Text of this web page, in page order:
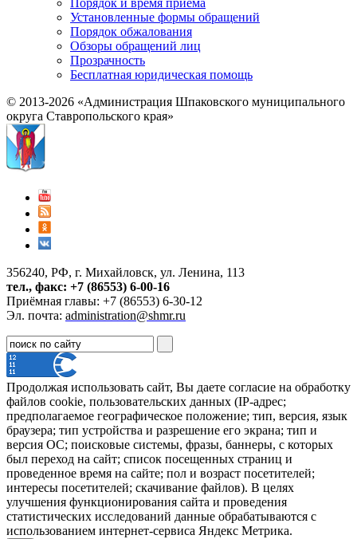
Порядок и время приема
Установленные формы обращений
Порядок обжалования
Обзоры обращений лиц
Прозрачность
Бесплатная юридическая помощь
© 2013-2026 «Администрация Шпаковского муниципального
округа Ставропольского края»
356240, РФ, г. Михайловск, ул. Ленина, 113
тел., факс: +7 (86553) 6-00-16
Приёмная главы: +7 (86553) 6-30-12
Эл. почта: administration@shmr.ru
Продолжая использовать сайт, Вы даете согласие на обработку
файлов cookie, пользовательских данных (IP-адрес;
предполагаемое географическое положение; тип, версия, язык
браузера; тип устройства и разрешение его экрана; тип и
версия ОС; поисковые системы, фразы, баннеры, с которых
был переход на сайт; список посещенных страниц и
проведенное время на сайте; пол и возраст посетителей;
интересы посетителей; скачивание файлов). В целях
улучшения функционирования сайта и проведения
статистических исследований данные обрабатываются с
использованием интернет-сервиса Яндекс Метрика.